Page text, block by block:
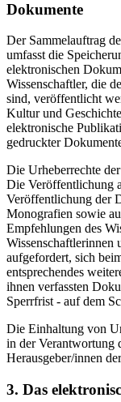
Dokumente
Der Sammelauftrag
umfasst die
elektronischen
Wissenschaftler, die
sind, veröffentlicht
Kultur und
elektronische
gedruckter
Die Urheberrechte
Die Veröffentlichung
Veröffentlichung der
Monografien sowie
Empfehlungen des
Wissenschaftlerinnen
aufgefordert, sich
entsprechendes
ihnen verfassten
Sperrfrist - auf dem
Die Einhaltung von
in der Verantwortung
Herausgeber/innen
3. Das